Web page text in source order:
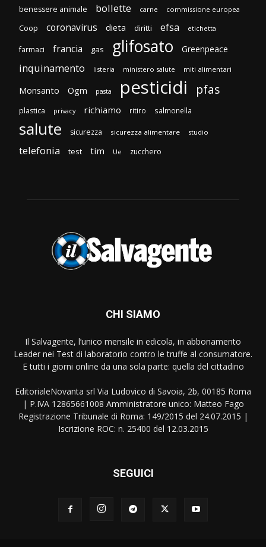
benessere animale bollette carne commissione europea
Coop coronavirus dieta diritti efsa etichetta
farmaci francia gas glifosato Greenpeace
inquinamento listeria ministero salute miti alimentari
Monsanto Ogm pasta pesticidi pfas
plastica privacy richiamo ritiro salmonella
salute sicurezza sicurezza alimentare studio
telefonia test tim Ue zucchero
CHI SIAMO
Il Salvagente, l’unico mensile in edicola, in abbonamento
Leader nei Test di laboratorio contro le truffe al consumatore.
E tutti i giorni online da una sola parte: quella del cittadino
EditorialeNovanta srl Via Ludovico di Savoia, 2b, 00185 Roma
| P.IVA 12865661008 Amministratore unico: Matteo Fago
Registrazione Tribunale di Roma: 149/2015 del 24.07.2015 |
Iscrizione ROC: n. 25400 del 12.03.2015
SEGUICI